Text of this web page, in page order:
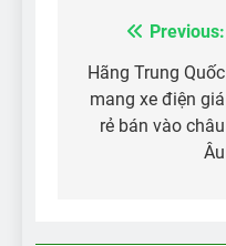
Điều
hướng
bài
Previous:
Hãng Trung Quốc
mang xe điện giá
rẻ bán vào châu
Âu